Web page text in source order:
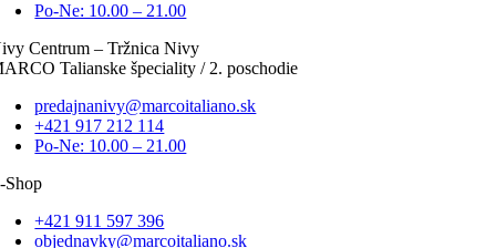
Po-Ne: 10.00 – 21.00
Centrum – Tržnica Nivy
Talianske špeciality / 2. poschodie
predajnanivy@marcoitaliano.sk
+421 917 212 114
Po-Ne: 10.00 – 21.00
Shop
+421 911 597 396
objednavky@marcoitaliano.sk